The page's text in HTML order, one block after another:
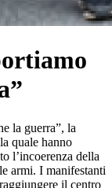
la guerra”, la
quale hanno
l’incoerenza della
armi. I manifestanti
il centro